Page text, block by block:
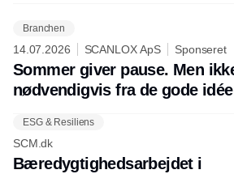
Branchen
14.07.2026 SCANLOX ApS Sponseret
Sommer giver pause. Men
nødvendigvis fra de gode
ESG & Resiliens
SCM.dk
Bæredygtighedsarbejdet i